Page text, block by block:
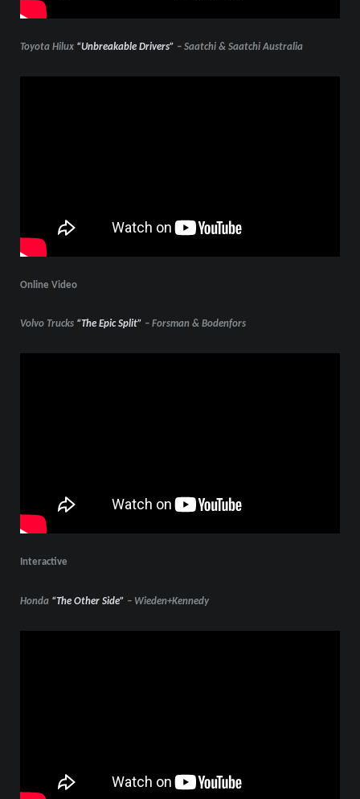
Toyota Hilux “Unbreakable Drivers” – Saatchi & Saatchi Australia
Online Video
Volvo Trucks “The Epic Split” – Forsman & Bodenfors
Interactive
Honda “The Other Side” – Wieden+Kennedy